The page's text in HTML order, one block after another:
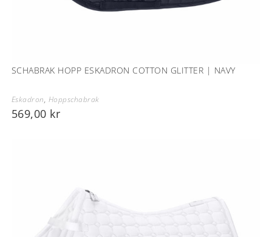
SCHABRAK HOPP ESKADRON COTTON GLITTER | NAVY
Eskadron, Hoppschabrak
569,00 kr